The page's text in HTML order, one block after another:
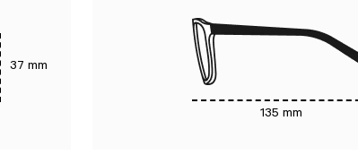
37 mm
135 mm